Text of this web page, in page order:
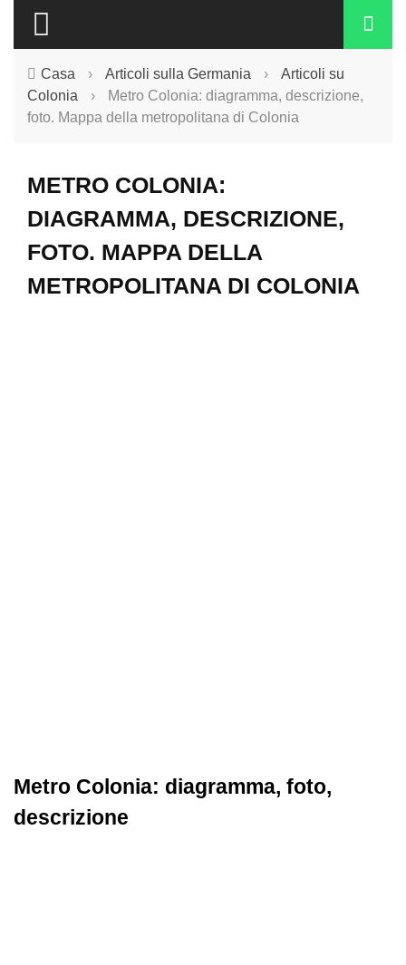
Casa › Articoli sulla Germania ›
Articoli su
Colonia
›
Metro Colonia: diagramma, descrizione,
foto. Mappa della metropolitana di Colonia
METRO COLONIA:
DIAGRAMMA, DESCRIZIONE,
FOTO. MAPPA DELLA
METROPOLITANA DI COLONIA
Metro Colonia: diagramma, foto,
descrizione